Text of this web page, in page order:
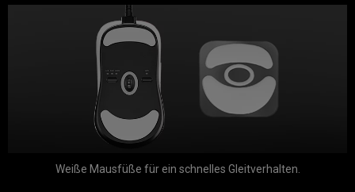
Weiße Mausfüße für ein schnelles Gleitverhalten.